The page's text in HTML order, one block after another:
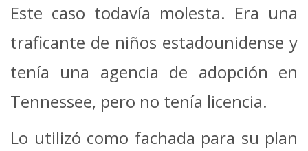
Este caso todavía molesta. Era una
traficante de niños estadounidense y
tenía una agencia de adopción en
Tennessee, pero no tenía licencia.
Lo utilizó como fachada para su plan